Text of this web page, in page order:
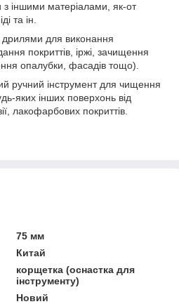
з іншими матеріалами, як-от
та ін.
дрилями для виконання
покриттів, іржі, зачищення
опалубки, фасадів тощо).
ручний інструмент для чищення
яких інших поверхонь від
лакофарбових покриттів.
75 мм
Китай
корщетка (оснастка для
інструменту)
Новий